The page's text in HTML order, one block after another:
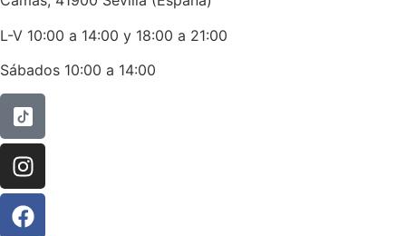
L-V 10:00 a 14:00 y 18:00 a 21:00
Sábados 10:00 a 14:00